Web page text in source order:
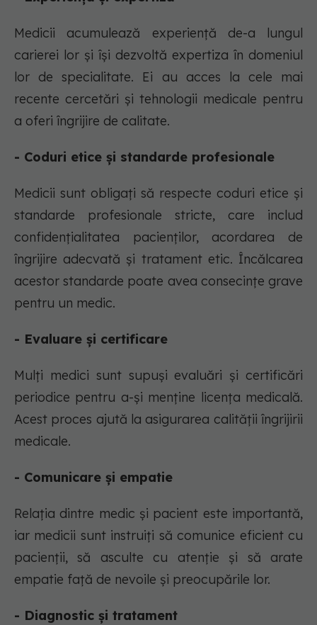
Medicii acumulează experiență de-a lungul
carierei lor și își dezvoltă expertiza în domeniul
lor de specialitate. Ei au acces la cele mai
recente cercetări și tehnologii medicale pentru
a oferi îngrijire de calitate.
- Coduri etice și standarde profesionale
Medicii sunt obligați să respecte coduri etice și
standarde profesionale stricte, care includ
confidențialitatea pacienților, acordarea de
îngrijire adecvată și tratament etic. Încălcarea
acestor standarde poate avea consecințe grave
pentru un medic.
- Evaluare și certificare
Mulți medici sunt supuși evaluări și certificări
periodice pentru a-și menține licența medicală.
Acest proces ajută la asigurarea calității îngrijirii
medicale.
- Comunicare și empatie
Relația dintre medic și pacient este importantă,
iar medicii sunt instruiți să comunice eficient cu
pacienții, să asculte cu atenție și să arate
empatie față de nevoile și preocupările lor.
- Diagnostic și tratament